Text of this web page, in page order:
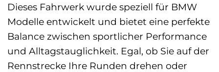
Dieses Fahrwerk wurde speziell für BMW
Modelle entwickelt und bietet eine perfekte
Balance zwischen sportlicher Performance
und Alltagstauglichkeit. Egal, ob Sie auf der
Rennstrecke Ihre Runden drehen oder